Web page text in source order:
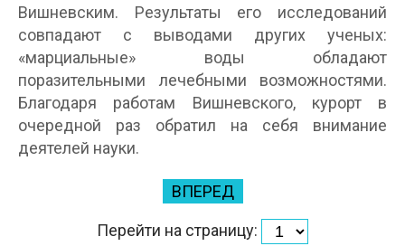
Вишневским. Результаты его исследований
совпадают с выводами других ученых:
«марциальные» воды обладают
поразительными лечебными возможностями.
Благодаря работам Вишневского, курорт в
очередной раз обратил на себя внимание
деятелей науки.
ВПЕРЕД
Перейти на страницу: